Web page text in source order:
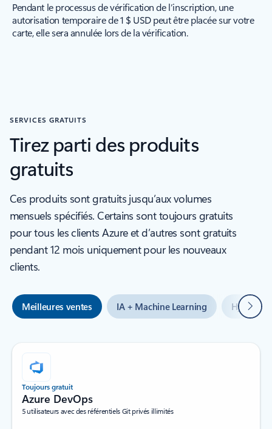
Pendant le processus de vérification de l’inscription, une
autorisation temporaire de 1 $ USD peut être placée sur votre
carte, elle sera annulée lors de la vérification.
SERVICES GRATUITS
Tirez parti des produits
gratuits
Ces produits sont gratuits jusqu’aux volumes
mensuels spécifiés. Certains sont toujours gratuits
pour tous les clients Azure et d’autres sont gratuits
pendant 12 mois uniquement pour les nouveaux
clients.
Meilleures ventes IA + Machine Learning Hybride
Toujours gratuit
Azure DevOps
5 utilisateurs avec des référentiels Git privés illimités